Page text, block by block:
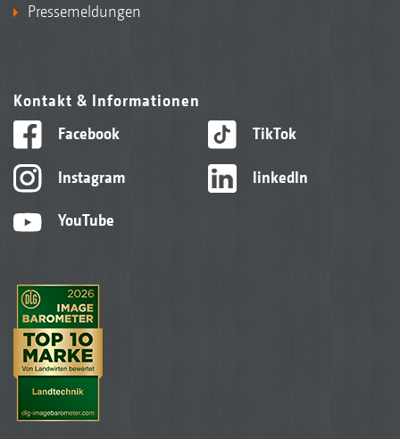
Pressemeldungen
Kontakt & Informationen
Facebook
Instagram
YouTube
TikTok
linkedIn